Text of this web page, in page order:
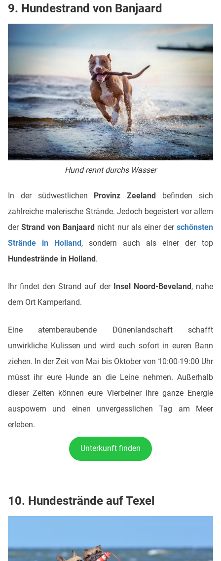
9. Hundestrand von Banjaard
Hund rennt durchs Wasser
In der südwestlichen Provinz Zeeland befinden sich
zahlreiche malerische Strände. Jedoch begeistert vor allem
derStrand von Banjaard nicht nur als einer der schönsten
Strände in Holland, sondern auch als einer der
top
Hundestrände in Holland.
Ihr findet den Strand auf der Insel Noord-Beveland, nahe
dem Ort Kamperland.
Eine atemberaubende Dünenlandschaft schafft
unwirkliche Kulissen und wird euch sofort in euren Bann
ziehen. In der Zeit von Mai bis Oktober von 10:00-19:00 Uhr
müsst ihr eure Hunde an die Leine nehmen. Außerhalb
dieser Zeiten können eure Vierbeiner ihre ganze Energie
auspowern und einen unvergesslichen Tag am Meer
erleben.
Unterkunft finden
10. Hundestrände auf Texel